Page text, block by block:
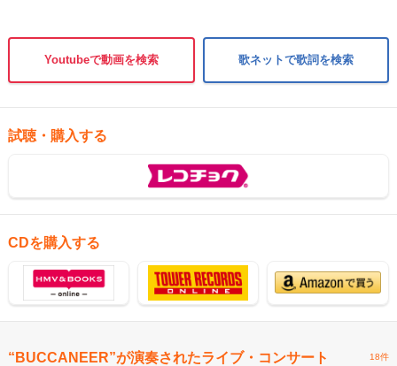
Youtubeで動画を検索 歌ネットで歌詞を検索
試聴・購入する
CDを購入する
“BUCCANEER”が演奏されたライブ・コンサート 18件